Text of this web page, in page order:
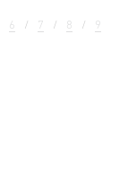
6 7 8 9